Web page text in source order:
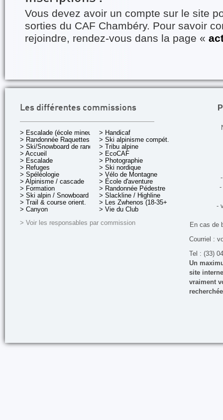
Vous devez avoir un compte sur le site
sorties du CAF Chambéry. Pour savoir
rejoindre, rendez-vous dans la page «
Les différentes commissions
> Escalade (école mineurs)
> Randonnée Raquettes
> Ski/Snowboard de rando.
> Accueil
> Escalade
> Refuges
> Spéléologie
> Alpinisme / cascade
> Formation
> Ski alpin / Snowboard
> Trail & course orient.
> Canyon
> Handicaf
> Ski alpinisme compét.
> Tribu alpine
> EcoCAF
> Photographie
> Ski nordique
> Vélo de Montagne
> École d'aventure
> Randonnée Pédestre
> Slackline / Highline
> Les Zwhenos (18-35+ ans)
> Vie du Club
> Voir les responsables par commission
-
-
En cas de
Courriel :
Tel : (33)
Un
site
vraiment